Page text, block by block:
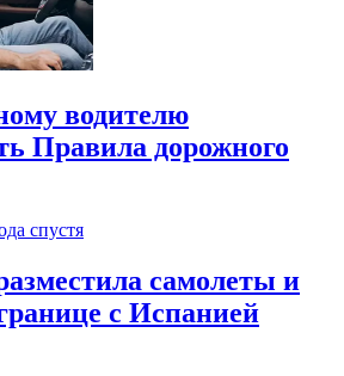
водителю
Правила дорожного
спустя
самолеты и
с Испанией